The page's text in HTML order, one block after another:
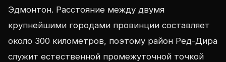
Эдмонтон. Расстояние между двумя
крупнейшими городами провинции составляет
около 300 километров, поэтому район Ред-Дира
служит естественной промежуточной точкой